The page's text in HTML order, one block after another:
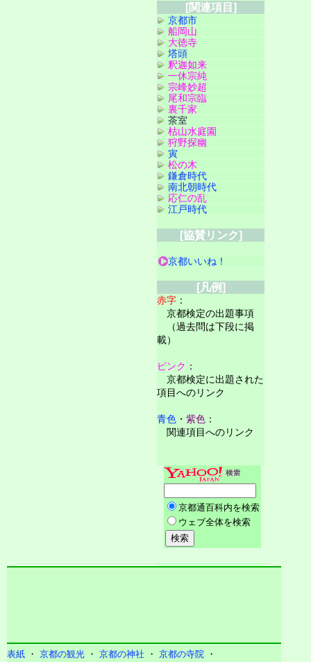
[関連項目]
京都市
船岡山
大徳寺
塔頭
釈迦如来
一休宗純
宗峰妙超
尾和宗臨
裏千家
茶室
枯山水庭園
狩野探幽
寅
松の木
鎌倉時代
南北朝時代
応仁の乱
江戸時代
[協賛リンク]
京都いいね！
[凡例]
赤字 ：
京都検定の出題事項
（過去問は下段に掲
載）
ピンク ：
京都検定に出題された
項目へのリンク
青色 ・ 紫色 ：
関連項目へのリンク
表紙 ・ 京都の観光 ・ 京都の神社 ・ 京都の寺院 ・